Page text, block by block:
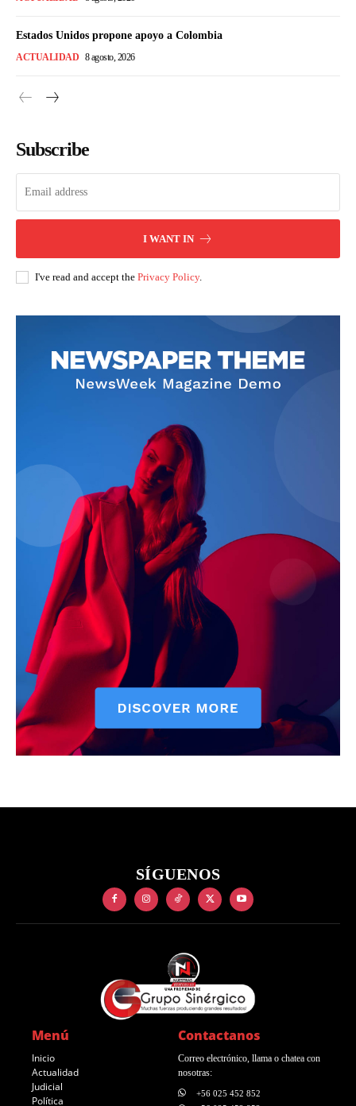
Estados Unidos propone apoyo a Colombia
ACTUALIDAD 8 agosto, 2026
Subscribe
I WANT IN
I've read and accept the Privacy Policy.
SÍGUENOS
Menú
Inicio
Actualidad
Judicial
Política
Contactanos
Correo electrónico, llama o chatea con
nosotras:
+56 025 452 852